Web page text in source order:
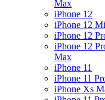
Max
iPhone 12
iPhone 12
iPhone 12
iPhone 12
Max
iPhone 11
iPhone 11
iPhone Xs